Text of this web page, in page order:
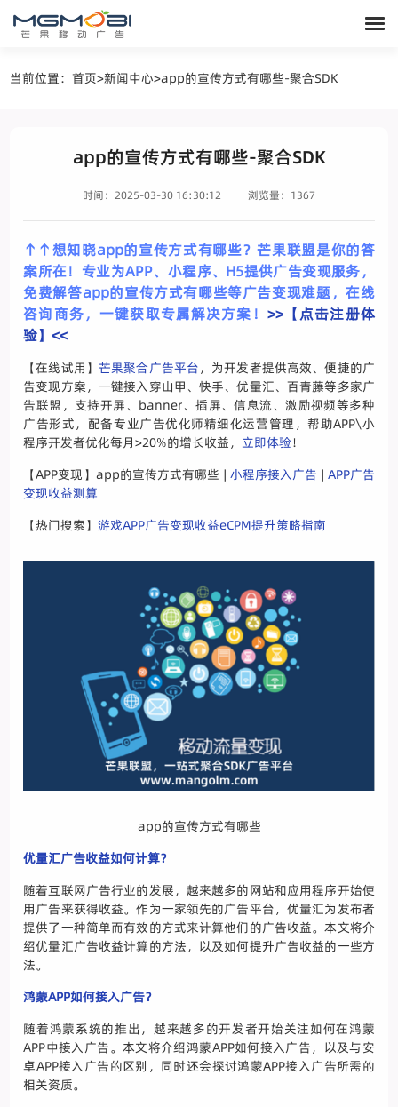
当前位置：首页>新闻中心>app的宣传方式有哪些-聚合SDK
app的宣传方式有哪些-聚合SDK
时间：2025-03-30 16:30:12 浏览量：1367
↑↑想知晓app的宣传方式有哪些？芒果联盟是你的答
案所在！专业为APP、小程序、H5提供广告变现服务，
免费解答app的宣传方式有哪些等广告变现难题，在线
咨询商务，一键获取专属解决方案！ >>【点击注册体
验】<<
【在线试用】芒果聚合广告平台，为开发者提供高效、便捷的广
告变现方案，一键接入穿山甲、快手、优量汇、百青藤等多家广
告联盟，支持开屏、banner、插屏、信息流、激励视频等多种
广告形式，配备专业广告优化师精细化运营管理，帮助APP\小
程序开发者优化每月>20%的增长收益， 立即体验！
【APP变现】app的宣传方式有哪些 | 小程序接入广告 | APP广告
变现收益测算
【热门搜索】游戏APP广告变现收益eCPM提升策略指南
app的宣传方式有哪些
优量汇广告收益如何计算？
随着互联网广告行业的发展，越来越多的网站和应用程序开始使
用广告来获得收益。作为一家领先的广告平台，优量汇为发布者
提供了一种简单而有效的方式来计算他们的广告收益。本文将介
绍优量汇广告收益计算的方法，以及如何提升广告收益的一些方
法。
鸿蒙APP如何接入广告？
随着鸿蒙系统的推出，越来越多的开发者开始关注如何在鸿蒙
APP中接入广告。本文将介绍鸿蒙APP如何接入广告，以及与安
卓APP接入广告的区别，同时还会探讨鸿蒙APP接入广告所需的
相关资质。